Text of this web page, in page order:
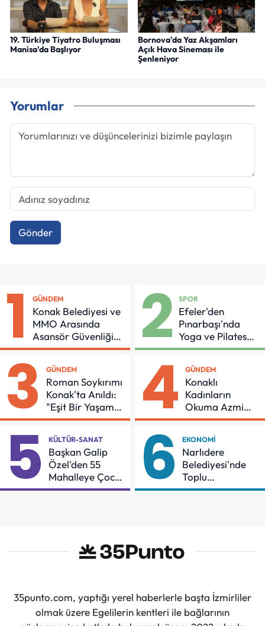
19. Türkiye Tiyatro Buluşması
Manisa'da Başlıyor
Bornova'da Yaz Akşamları
Açık Hava Sineması ile
Şenleniyor
Yorumlar
Gönder
1 GÜNDEM
Konak Belediyesi ve
MMO Arasında
Asansör Güvenliği
İçin Önemli Protokol
2 SPOR
Efeler'den
Pınarbaşı'nda
Yoga ve Pilates
Buluşması
3 GÜNDEM
Roman Soykırımı
Konak'ta Anıldı:
"Eşit Bir Yaşam
İçin Mücadeleyi
4 GÜNDEM
Konaklı
Kadınların
Okuma Azmi
Örnek Oldu
5 KÜLTÜR-SANAT
Başkan Galip
Özel'den 55
Mahalleye Çocuk
Şenliği
6 EKONOMI
Narlıdere
Belediyesi'nde
Toplu
Sözleşmeye
35punto.com, yaptığı yerel haberlerle başta İzmirliler
olmak üzere Egelilerin kentleri ile bağlarının